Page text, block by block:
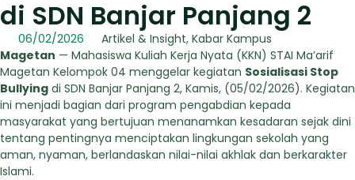
di SDN Banjar Panjang 2
06/02/2026 Artikel & Insight, Kabar Kampus
Magetan — Mahasiswa Kuliah Kerja Nyata (KKN) STAI Ma’arif
Magetan Kelompok 04 menggelar kegiatan Sosialisasi Stop
Bullying di SDN Banjar Panjang 2, Kamis, (05/02/2026). Kegiatan
ini menjadi bagian dari program pengabdian kepada
masyarakat yang bertujuan menanamkan kesadaran sejak dini
tentang pentingnya menciptakan lingkungan sekolah yang
aman, nyaman, berlandaskan nilai-nilai akhlak dan berkarakter
Islami.